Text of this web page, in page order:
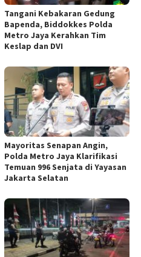
Tangani Kebakaran Gedung
Bapenda, Biddokkes Polda
Metro Jaya Kerahkan Tim
Keslap dan DVI
Mayoritas Senapan Angin,
Polda Metro Jaya Klarifikasi
Temuan 996 Senjata di Yayasan
Jakarta Selatan